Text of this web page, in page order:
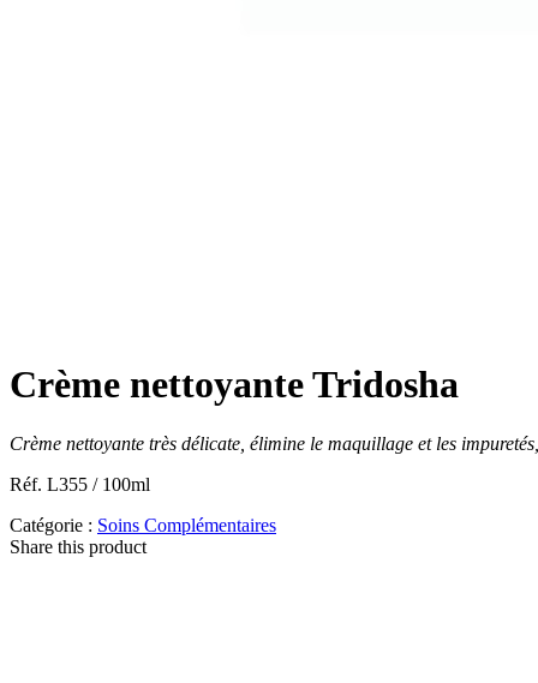
Crème nettoyante Tridosha
Crème nettoyante très délicate, élimine le maquillage et les
Réf. L355 / 100ml
Catégorie : Soins Complémentaires
Share this product